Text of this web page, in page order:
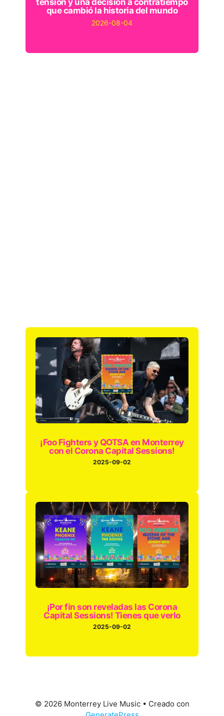
que cambió la historia del mundo
2026-08-04
¡Foo Fighters y QOTSA en Monterrey
con el Corona Capital Sessions!
2025-09-02
¡Por fin son reveladas las Corona
Capital Sessions! Tienes que verlo
2025-09-02
© 2026 Monterrey Live Music• Creado con